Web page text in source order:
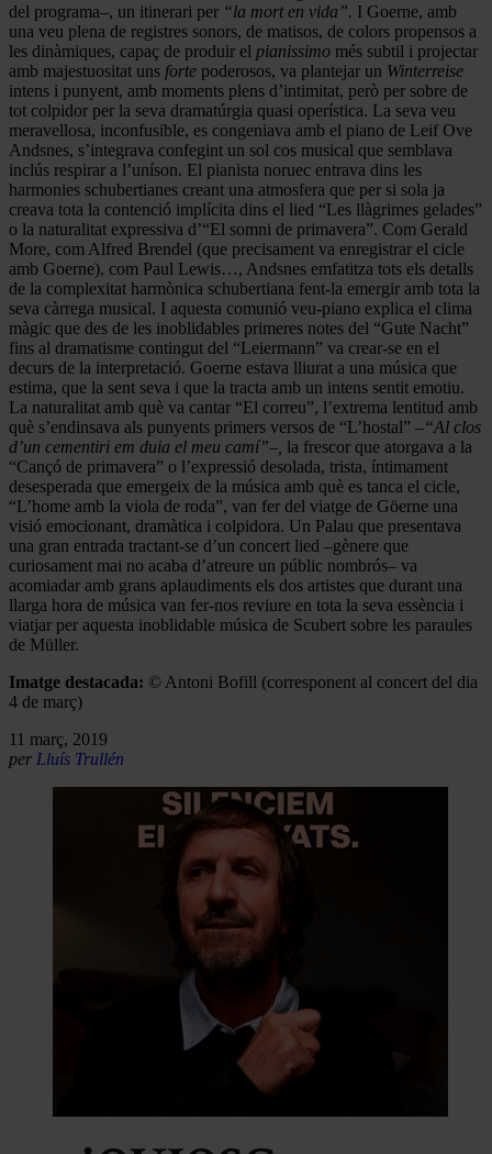
del programa–, un itinerari per “la mort en vida”. I Goerne, amb
una veu plena de registres sonors, de matisos, de colors propensos a
les dinàmiques, capaç de produir el pianissimo més subtil i projectar
amb majestuositat uns forte poderosos, va plantejar un Winterreise
intens i punyent, amb moments plens d’intimitat, però per sobre de
tot colpidor per la seva dramatúrgia quasi operística. La seva veu
meravellosa, inconfusible, es congeniava amb el piano de Leif Ove
Andsnes, s’integrava confegint un sol cos musical que semblava
inclús respirar a l’uníson. El pianista noruec entrava dins les
harmonies schubertianes creant una atmosfera que per si sola ja
creava tota la contenció implícita dins el lied “Les llàgrimes gelades”
o la naturalitat expressiva d’“El somni de primavera”. Com Gerald
More, com Alfred Brendel (que precisament va enregistrar el cicle
amb Goerne), com Paul Lewis…, Andsnes emfatitza tots els detalls
de la complexitat harmònica schubertiana fent-la emergir amb tota la
seva càrrega musical. I aquesta comunió veu-piano explica el clima
màgic que des de les inoblidables primeres notes del “Gute Nacht”
fins al dramatisme contingut del “Leiermann” va crear-se en el
decurs de la interpretació. Goerne estava lliurat a una música que
estima, que la sent seva i que la tracta amb un intens sentit emotiu.
La naturalitat amb què va cantar “El correu”, l’extrema lentitud amb
què s’endinsava als punyents primers versos de “L’hostal” –“Al clos
d’un cementiri em duia el meu camí”–, la frescor que atorgava a la
“Cançó de primavera” o l’expressió desolada, trista, íntimament
desesperada que emergeix de la música amb què es tanca el cicle,
“L’home amb la viola de roda”, van fer del viatge de Göerne una
visió emocionant, dramàtica i colpidora. Un Palau que presentava
una gran entrada tractant-se d’un concert lied –gènere que
curiosament mai no acaba d’atreure un públic nombrós– va
acomiadar amb grans aplaudiments els dos artistes que durant una
llarga hora de música van fer-nos reviure en tota la seva essència i
viatjar per aquesta inoblidable música de Scubert sobre les paraules
de Müller.
Imatge destacada: © Antoni Bofill (corresponent al concert del dia
4 de març)
11 març, 2019
per Lluís Trullén